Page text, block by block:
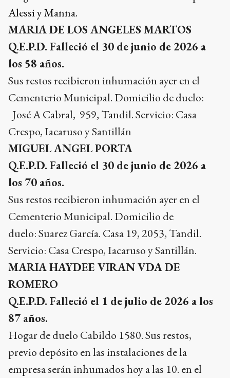
Alessi y Manna.
MARIA DE LOS ANGELES MARTOS
Q.E.P.D. Falleció el 30 de junio de 2026 a
los 58 años.
Sus restos recibieron inhumación ayer en el
Cementerio Municipal. Domicilio de duelo:
José A Cabral, 959, Tandil.Servicio: Casa
Crespo, Iacaruso y Santillán
MIGUEL ANGEL PORTA
Q.E.P.D. Falleció el 30 de junio de 2026 a
los 70 años.
Sus restos recibieron inhumación ayer en el
Cementerio Municipal. Domicilio de
duelo: Suarez García. Casa 19, 2053, Tandil.
Servicio: Casa Crespo, Iacaruso y Santillán.
MARIA HAYDEE VIRAN VDA DE
ROMERO
Q.E.P.D. Falleció el 1 de julio de 2026 a los
87 años.
Hogar de duelo Cabildo 1580. Sus restos,
previo depósito en las instalaciones de la
empresa serán inhumados hoy a las 10. en el